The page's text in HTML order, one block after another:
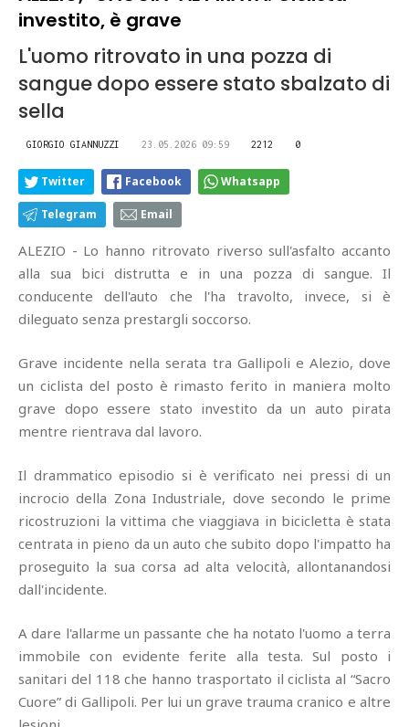
investito, è grave
L'uomo ritrovato in una pozza di
sangue dopo essere stato sbalzato di
sella
GIORGIO GIANNUZZI 23.05.2026 09:59 2212 0
Twitter Facebook Whatsapp
Telegram Email
ALEZIO - Lo hanno ritrovato riverso sull'asfalto accanto
alla sua bici distrutta e in una pozza di sangue. Il
conducente dell'auto che l'ha travolto, invece, si è
dileguato senza prestargli soccorso.
Grave incidente nella serata tra Gallipoli e Alezio, dove
un ciclista del posto è rimasto ferito in maniera molto
grave dopo essere stato investito da un auto pirata
mentre rientrava dal lavoro.
Il drammatico episodio si è verificato nei pressi di un
incrocio della Zona Industriale, dove secondo le prime
ricostruzioni la vittima che viaggiava in bicicletta è stata
centrata in pieno da un auto che subito dopo l'impatto ha
proseguito la sua corsa ad alta velocità, allontanandosi
dall'incidente.
A dare l'allarme un passante che ha notato l'uomo a terra
immobile con evidente ferite alla testa. Sul posto i
sanitari del 118 che hanno trasportato il ciclista al “Sacro
Cuore” di Gallipoli. Per lui un grave trauma cranico e altre